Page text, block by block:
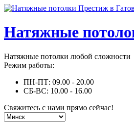
Натяжные
Натяжные потолки любой сложности
Режим работы:
ПН-ПТ: 09.00 - 20.00
СБ-ВС: 10.00 - 16.00
Свяжитесь с нами прямо сейчас!